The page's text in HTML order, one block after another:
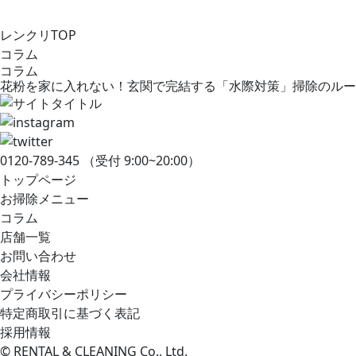
レンクリTOP
コラム
コラム
花粉を家に入れない！玄関で完結する「水際対策」掃除のル
0120-789-345
（受付 9:00~20:00）
トップページ
お掃除メニュー
コラム
店舗一覧
お問い合わせ
会社情報
プライバシーポリシー
特定商取引に基づく表記
採用情報
© RENTAL & CLEANING Co., Ltd.